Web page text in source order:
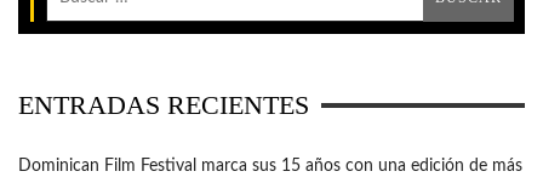
ENTRADAS RECIENTES
Dominican Film Festival marca sus 15 años con una edición de más